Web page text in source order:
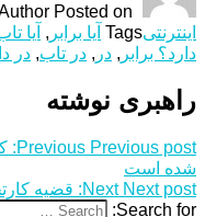
Posted on
اینترنتیTags آیا برابر , آیا
دارد؟ برابر , در , در تاب, در
راهبری نوشته
Previous Previous post:
شده است
Next Next post:
قضیه
Search for: